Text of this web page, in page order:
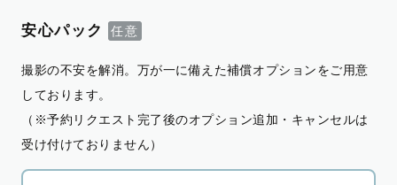
安心パック
撮影の不安を解消。万が一に備えた補償オプションをご用意
しております。
（※予約リクエスト完了後のオプション追加・キャンセルは
受け付けておりません）